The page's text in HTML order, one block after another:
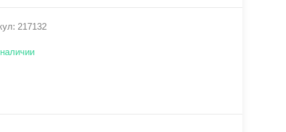
217132